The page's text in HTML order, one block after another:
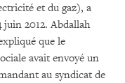
et du gaz), a
juin 2012. Abdallah
que le
avait envoyé un
au syndicat de